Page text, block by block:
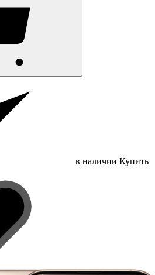
в наличии Купить